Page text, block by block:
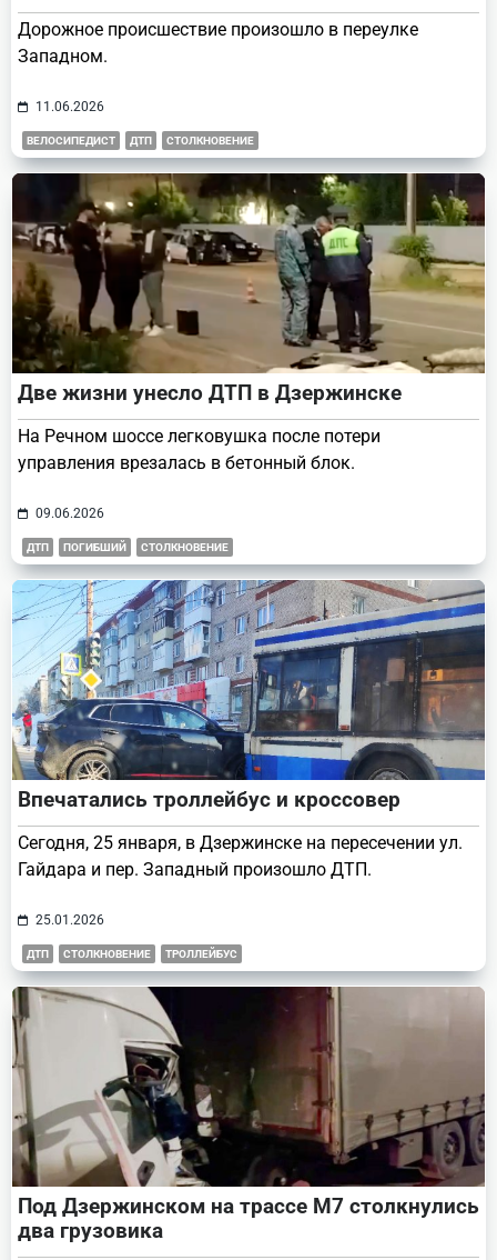
Дорожное происшествие произошло в переулке
Западном.
11.06.2026
ВЕЛОСИПЕДИСТ ДТП СТОЛКНОВЕНИЕ
Две жизни унесло ДТП в Дзержинске
На Речном шоссе легковушка после потери
управления врезалась в бетонный блок.
09.06.2026
ДТП ПОГИБШИЙ СТОЛКНОВЕНИЕ
Впечатались троллейбус и кроссовер
Сегодня, 25 января, в Дзержинске на пересечении ул.
Гайдара и пер. Западный произошло ДТП.
25.01.2026
ДТП СТОЛКНОВЕНИЕ ТРОЛЛЕЙБУС
Под Дзержинском на трассе М7 столкнулись
два грузовика